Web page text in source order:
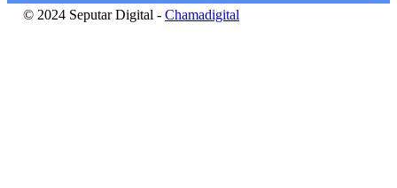
© 2024 Seputar Digital - Chamadigital